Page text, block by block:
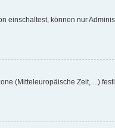
einschaltest, können nur
(Mitteleuropäische Zeit, ...)